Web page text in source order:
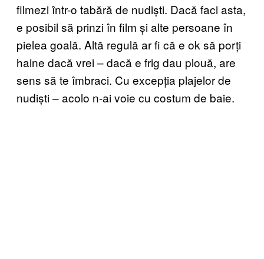
filmezi într-o tabără de nudiști. Dacă faci asta,
e posibil să prinzi în film și alte persoane în
pielea goală. Altă regulă ar fi că e ok să porți
haine dacă vrei – dacă e frig dau plouă, are
sens să te îmbraci. Cu excepția plajelor de
nudiști – acolo n-ai voie cu costum de baie.